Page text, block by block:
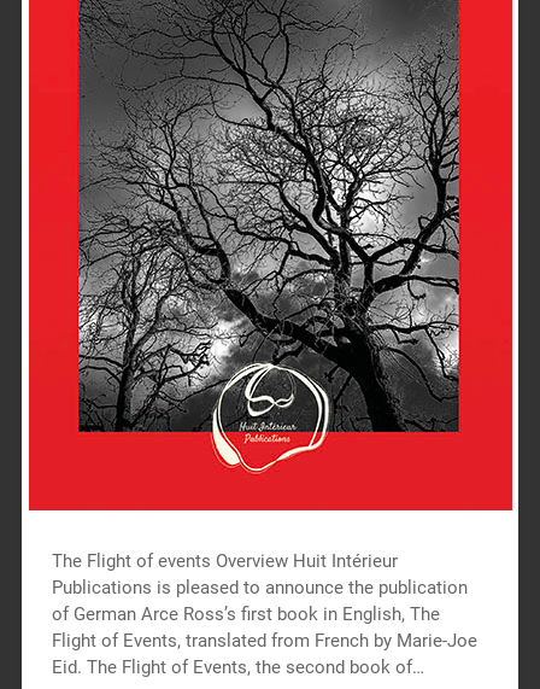
The Flight of events Overview Huit Intérieur
Publications is pleased to announce the publication
of German Arce Ross’s first book in English, The
Flight of Events, translated from French by Marie-Joe
Eid. The Flight of Events, the second book of…